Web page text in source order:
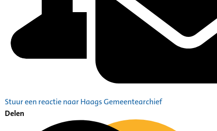
Stuur een reactie naar Haags Gemeentearchief
Delen